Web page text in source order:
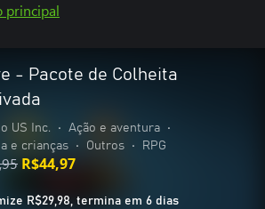
principal
- Pacote de Colheita
US Inc. • Ação e aventura
•
e crianças
• Outros • RPG
R$44,97
R$29,98, termina em 6 dias